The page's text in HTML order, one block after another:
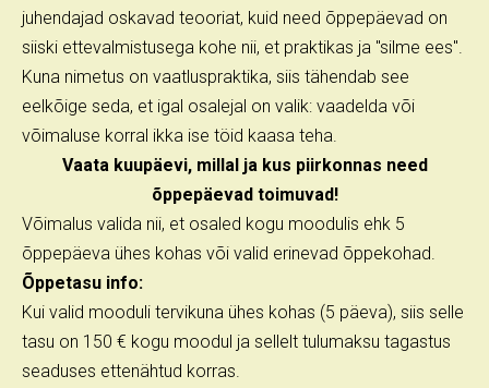
juhendajad oskavad teooriat, kuid need õppepäevad on
siiski ettevalmistusega kohe nii, et praktikas ja "silme ees".
Kuna nimetus on vaatluspraktika, siis tähendab see
eelkõige seda, et igal osalejal on valik: vaadelda või
võimaluse korral ikka ise töid kaasa teha.
Vaata kuupäevi, millal ja kus piirkonnas need
õppepäevad toimuvad!
Võimalus valida nii, et osaled kogu moodulis ehk 5
õppepäeva ühes kohas või valid erinevad õppekohad.
Õppetasu info:
Kui valid mooduli tervikuna ühes kohas (5 päeva), siis selle
tasu on 150 € kogu moodul ja sellelt tulumaksu tagastus
seaduses ettenähtud korras.